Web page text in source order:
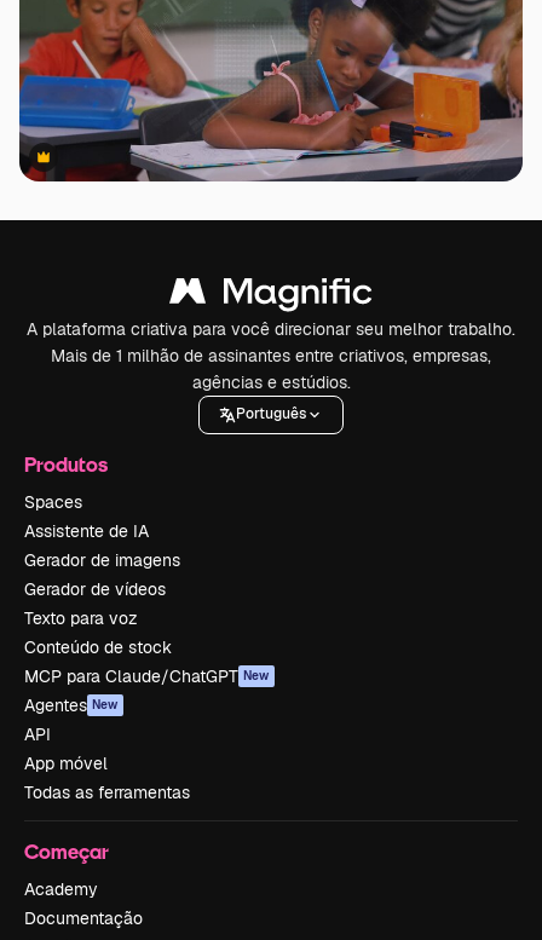
Premium
Premium
A plataforma criativa para você direcionar seu melhor trabalho.
Mais de 1 milhão de assinantes entre criativos, empresas,
agências e estúdios.
Português
Produtos
Spaces
Assistente de IA
Gerador de imagens
Gerador de vídeos
Texto para voz
Conteúdo de stock
MCP para Claude/ChatGPT New
Agentes New
API
App móvel
Todas as ferramentas
Começar
Academy
Documentação